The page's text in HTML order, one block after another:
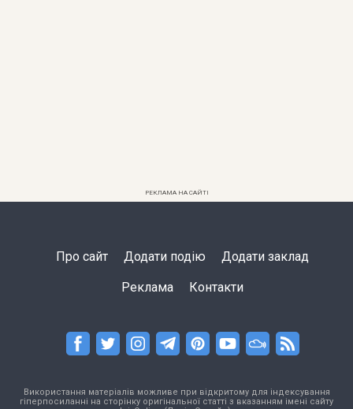
РЕКЛАМА НА САЙТІ
Про сайт Додати подію Додати заклад
Реклама Контакти
Використання матеріалів можливе при відкритому для індексування
гіперпосиланні на сторінку оригінальної статті з вказанням імені сайту